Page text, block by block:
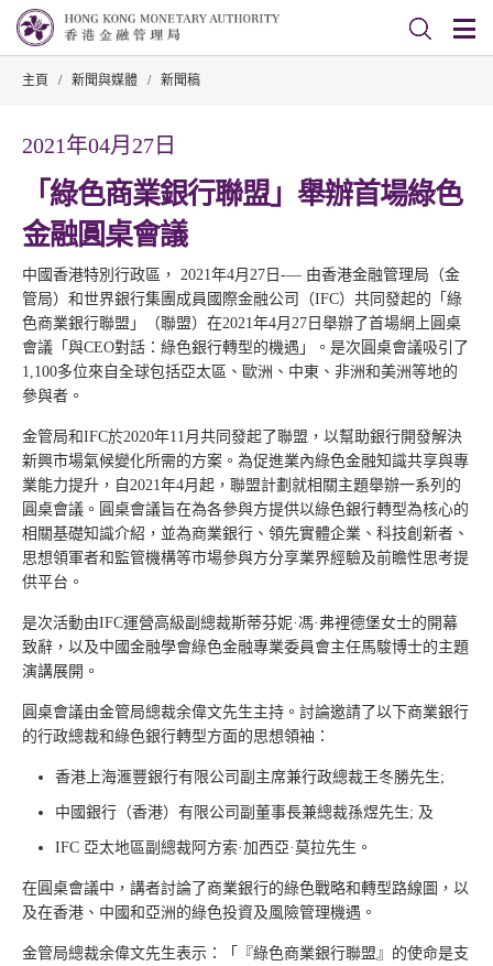
主頁 / 新聞與媒體 / 新聞稿
2021年04月27日
「綠色商業銀行聯盟」舉辦首場綠色
金融圓桌會議
中國香港特別行政區， 2021年4月27日-— 由香港金融管理局（金
管局）和世界銀行集團成員國際金融公司（IFC）共同發起的「綠
色商業銀行聯盟」（聯盟）在2021年4月27日舉辦了首場網上圓桌
會議「與CEO對話：綠色銀行轉型的機遇」。是次圓桌會議吸引了
1,100多位來自全球包括亞太區、歐洲、中東、非洲和美洲等地的
參與者。
金管局和IFC於2020年11月共同發起了聯盟，以幫助銀行開發解決
新興市場氣候變化所需的方案。為促進業內綠色金融知識共享與專
業能力提升，自2021年4月起，聯盟計劃就相關主題舉辦一系列的
圓桌會議。圓桌會議旨在為各參與方提供以綠色銀行轉型為核心的
相關基礎知識介紹，並為商業銀行、領先實體企業、科技創新者、
思想領軍者和監管機構等市場參與方分享業界經驗及前瞻性思考提
供平台。
是次活動由IFC運營高級副總裁斯蒂芬妮·馮·弗裡德堡女士的開幕
致辭，以及中國金融學會綠色金融專業委員會主任馬駿博士的主題
演講展開。
圓桌會議由金管局總裁余偉文先生主持。討論邀請了以下商業銀行
的行政總裁和綠色銀行轉型方面的思想領袖：
香港上海滙豐銀行有限公司副主席兼行政總裁王冬勝先生;
中國銀行（香港）有限公司副董事長兼總裁孫煜先生; 及
IFC 亞太地區副總裁阿方索·加西亞·莫拉先生。
在圓桌會議中，講者討論了商業銀行的綠色戰略和轉型路線圖，以
及在香港、中國和亞洲的綠色投資及風險管理機遇。
金管局總裁余偉文先生表示：「『綠色商業銀行聯盟』的使命是支